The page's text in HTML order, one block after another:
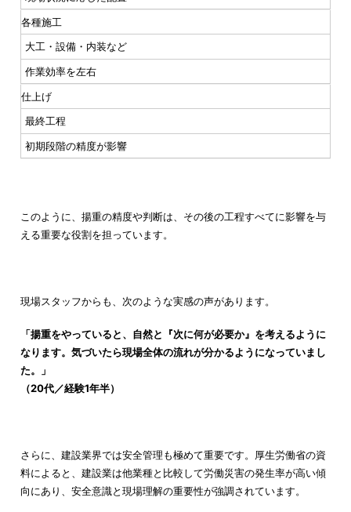
各種施工
大工・設備・内装など
作業効率を左右
仕上げ
最終工程
初期段階の精度が影響
このように、揚重の精度や判断は、その後の工程すべてに影響を与
える重要な役割を担っています。
現場スタッフからも、次のような実感の声があります。
「揚重をやっていると、自然と『次に何が必要か』を考えるように
なります。気づいたら現場全体の流れが分かるようになっていまし
た。」
（20代／経験1年半）
さらに、建設業界では安全管理も極めて重要です。厚生労働省の資
料によると、建設業は他業種と比較して労働災害の発生率が高い傾
向にあり、安全意識と現場理解の重要性が強調されています。